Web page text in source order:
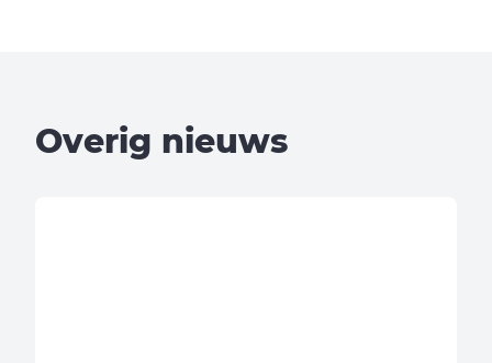
Overig nieuws